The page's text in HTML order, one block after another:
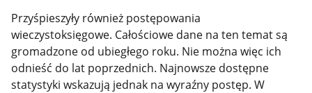
Przyśpieszyły również postępowania
wieczystoksięgowe. Całościowe dane na ten temat są
gromadzone od ubiegłego roku. Nie można więc ich
odnieść do lat poprzednich. Najnowsze dostępne
statystyki wskazują jednak na wyraźny postęp. W